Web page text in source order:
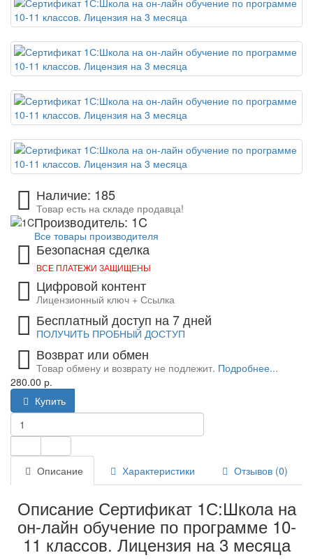
Наличие: 185
Товар есть на складе продавца!
Производитель: 1C
Все товары производителя
Безопасная сделка
ВСЕ ПЛАТЕЖИ ЗАЩИЩЕНЫ
Цифровой контент
Лицензионный ключ + Ссылка
Бесплатный доступ на 7 дней
ПОЛУЧИТЬ ПРОБНЫЙ ДОСТУП
Возврат или обмен
Товар обмену и возврату не подлежит. Подробнее...
280.00 р.
Купить
Описание Характеристики Отзывов (0)
Описание Сертификат 1С:Школа на
он-лайн обучение по программе 10-
11 классов. Лицензия на 3 месяца